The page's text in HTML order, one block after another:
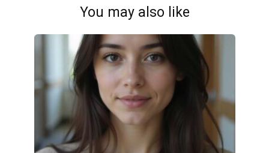
You may also like